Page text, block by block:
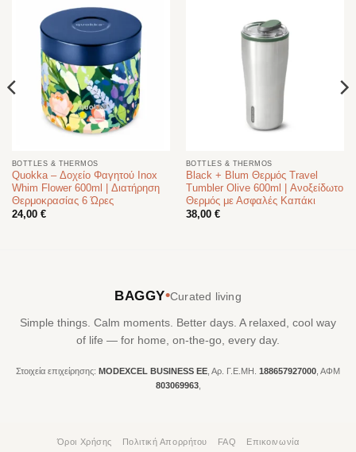
BOTTLES & THERMOS
Quokka – Δοχείο Φαγητού Inox
Whim Flower 600ml | Διατήρηση
Θερμοκρασίας 6 Ώρες
24,00 €
BOTTLES & THERMOS
Black + Blum Θερμός Travel
Tumbler Olive 600ml | Ανοξείδωτο
Θερμός με Ασφαλές Καπάκι
38,00 €
BAGGY•Curated living
Simple things. Calm moments. Better days. A relaxed, cool way
of life — for home, on-the-go, every day.
Στοιχεία επιχείρησης: MODEXCEL BUSINESS ΕΕ , Αρ. Γ.Ε.ΜΗ. 188657927000 , ΑΦΜ
803069963,
Όροι Χρήσης Πολιτική Απορρήτου FAQ Επικοινωνία